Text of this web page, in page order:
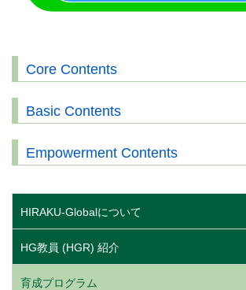
Core Contents
Basic Contents
Empowerment Contents
HIRAKU-Globalについて
HG教員 (HGR) 紹介
育成プログラム